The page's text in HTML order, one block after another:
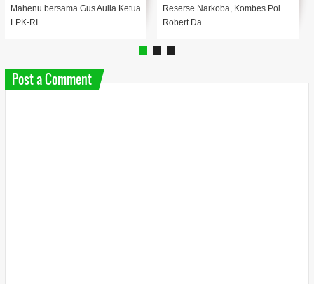
Mahenu bersama Gus Aulia Ketua
LPK-RI ...
Reserse Narkoba, Kombes Pol
Robert Da ...
Post a Comment